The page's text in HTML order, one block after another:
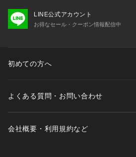
LINE公式アカウント
お得なセール・クーポン情報配信中
初めての方へ
よくある質問・お問い合わせ
会社概要・利用規約など